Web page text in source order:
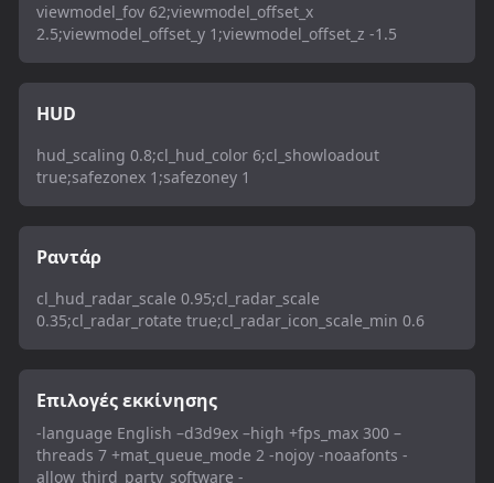
viewmodel_fov 62;viewmodel_offset_x
2.5;viewmodel_offset_y 1;viewmodel_offset_z -1.5
HUD
hud_scaling 0.8;cl_hud_color 6;cl_showloadout
true;safezonex 1;safezoney 1
Ραντάρ
cl_hud_radar_scale 0.95;cl_radar_scale
0.35;cl_radar_rotate true;cl_radar_icon_scale_min 0.6
Επιλογές εκκίνησης
-language English –d3d9ex –high +fps_max 300 –
threads 7 +mat_queue_mode 2 -nojoy -noaafonts -
allow_third_party_software -